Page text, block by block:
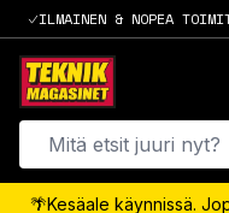
ILMAINEN & NOPEA
🌴Kesäale käynnissä.